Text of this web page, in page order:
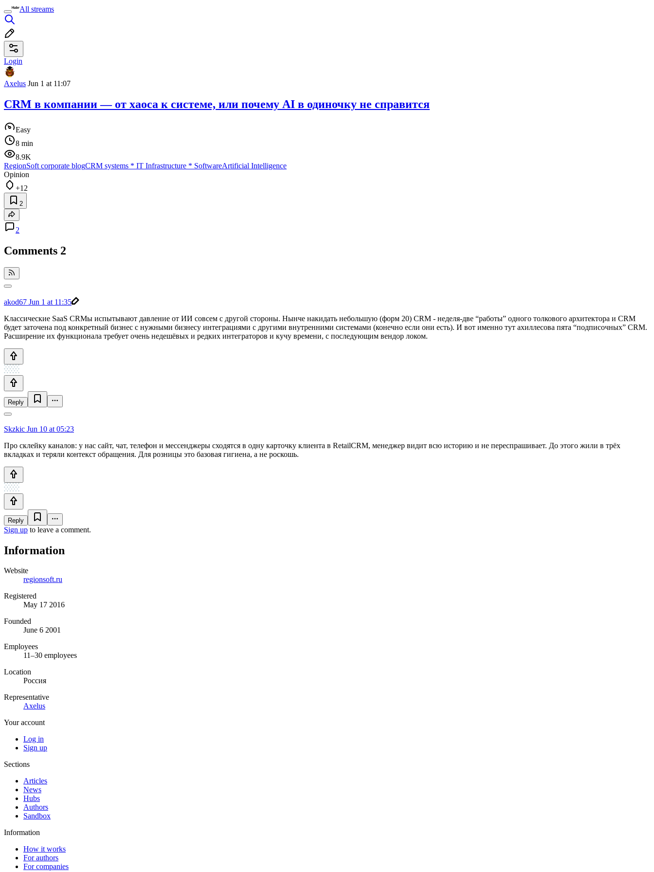
All streams
Login
Axelus Jun 1 at 11:07
CRM в компании — от хаоса к системе, или почему AI в одиночку не справится
Easy
8 min
8.9K
RegionSoft corporate blogCRM systems * IT Infrastructure * SoftwareArtificial Intelligence
Opinion
+12
2
2
Comments 2
akod67 Jun 1 at 11:35
Классические SaaS CRMы испытывают давление от ИИ совсем с другой стороны. Нынче накидать небольшую (форм 20) CRM - неделя-две “работы” одного толкового архитектора и CRM
будет заточена под конкретный бизнес с нужными бизнесу интеграциями с другими внутренними системами (конечно если они есть). И вот именно тут ахиллесова пята “подписочных” CRM.
Расширение их функционала требует очень недешёвых и редких интеграторов и кучу времени, с последующим вендор локом.
Reply
Skzkic Jun 10 at 05:23
Про склейку каналов: у нас сайт, чат, телефон и мессенджеры сходятся в одну карточку клиента в RetailCRM, менеджер видит всю историю и не переспрашивает. До этого жили в трёх
вкладках и теряли контекст обращения. Для розницы это базовая гигиена, а не роскошь.
Reply
Sign up to leave a comment.
Information
Website
regionsoft.ru
Registered
May 17 2016
Founded
June 6 2001
Employees
11–30 employees
Location
Россия
Representative
Axelus
Your account
Log in
Sign up
Sections
Articles
News
Hubs
Authors
Sandbox
Information
How it works
For authors
For companies